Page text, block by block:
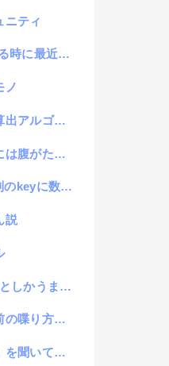
ニティ
フリー素材サイト
ノ
ルゴリズム
たつのか？
の挙動の違い（初心者向き）
説
なたの心が冷めているからだ
づくポイント
て考えた事